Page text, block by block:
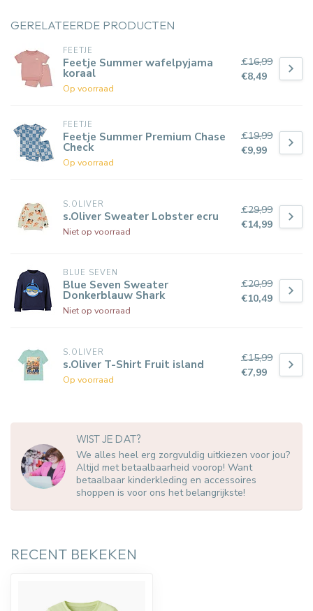
GERELATEERDE PRODUCTEN
FEETJE
Feetje Summer wafelpyjama
koraal
Op voorraad
€16,99
€8,49
FEETJE
Feetje Summer Premium Chase
Check
Op voorraad
€19,99
€9,99
S.OLIVER
s.Oliver Sweater Lobster ecru
Niet op voorraad
€29,99
€14,99
BLUE SEVEN
Blue Seven Sweater
Donkerblauw Shark
Niet op voorraad
€20,99
€10,49
S.OLIVER
s.Oliver T-Shirt Fruit island
Op voorraad
€15,99
€7,99
WIST JE DAT?
We alles heel erg zorgvuldig uitkiezen voor jou?
Altijd met betaalbaarheid voorop! Want
betaalbaar kinderkleding en accessoires
shoppen is voor ons het belangrijkste!
RECENT BEKEKEN